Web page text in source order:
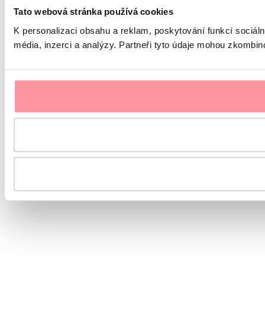
Tato webová stránka používá cookies
K personalizaci obsahu a reklam, poskytování funkcí
média, inzerci a analýzy. Partneři tyto údaje mohou